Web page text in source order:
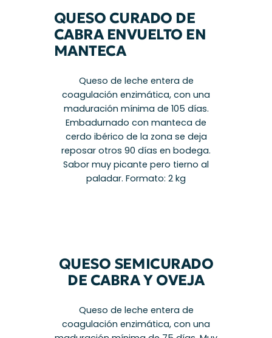
QUESO CURADO DE
CABRA ENVUELTO EN
MANTECA
Queso de leche entera de
coagulación enzimática, con una
maduración mínima de 105 días.
Embadurnado con manteca de
cerdo ibérico de la zona se deja
reposar otros 90 días en bodega.
Sabor muy picante pero tierno al
paladar. Formato: 2 kg
QUESO SEMICURADO
DE CABRA Y OVEJA
Queso de leche entera de
coagulación enzimática, con una